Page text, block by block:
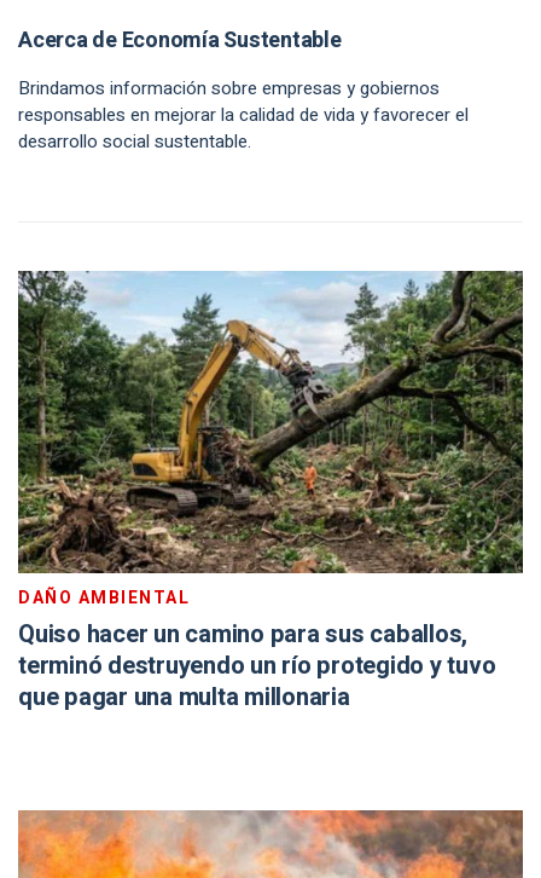
Acerca de Economía Sustentable
Brindamos información sobre empresas y gobiernos
responsables en mejorar la calidad de vida y favorecer el
desarrollo social sustentable.
DAÑO AMBIENTAL
Quiso hacer un camino para sus caballos,
terminó destruyendo un río protegido y tuvo
que pagar una multa millonaria